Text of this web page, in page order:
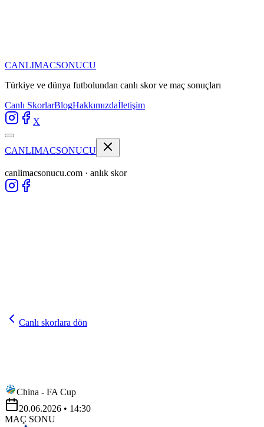
CANLIMACSONUCU
Türkiye ve dünya futbolundan canlı skor ve maç sonuçları
Canlı SkorlarBlogHakkımızdaİletişim
X
CANLIMACSONUCU
canlimacsonucu.com · anlık skor
Canlı skorlara dön
China - FA Cup
20.06.2026 • 14:30
MAÇ SONU